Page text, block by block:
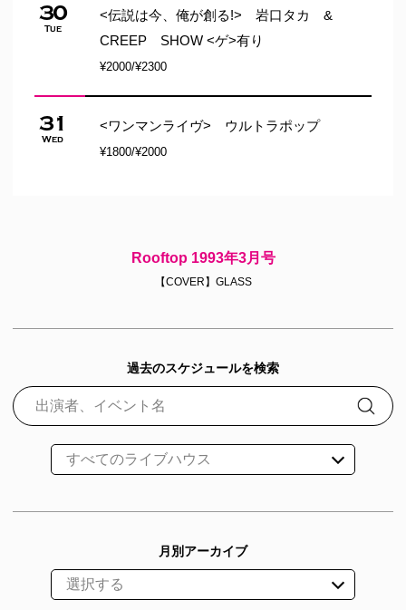
30
Tue
<伝説は今、俺が創る!> 岩口タカ &
CREEP SHOW <ゲ>有り
¥2000/¥2300
31
Wed
<ワンマンライヴ> ウルトラポップ
¥1800/¥2000
Rooftop 1993年3月号
【COVER】GLASS
過去のスケジュールを検索
月別アーカイブ